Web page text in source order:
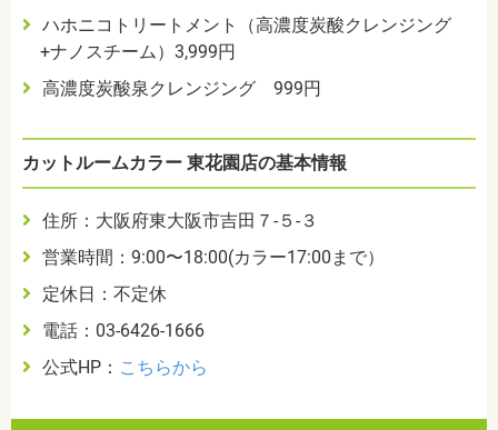
ハホニコトリートメント（高濃度炭酸クレンジング
+ナノスチーム）3,999円
高濃度炭酸泉クレンジング 999円
カットルームカラー 東花園店の基本情報
住所：大阪府東大阪市吉田７-５-３
営業時間：9:00〜18:00(カラー17:00まで）
定休日：不定休
電話：03-6426-1666
公式HP： こちらから